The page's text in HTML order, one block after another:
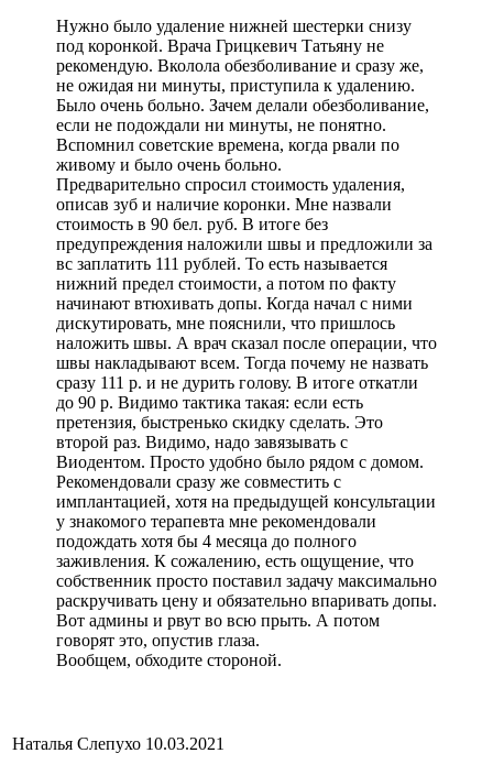
Нужно было удаление нижней шестерки снизу
под коронкой. Врача Грицкевич Татьяну не
рекомендую. Вколола обезболивание и сразу же,
не ожидая ни минуты, приступила к удалению.
Было очень больно. Зачем делали обезболивание,
если не подождали ни минуты, не понятно.
Вспомнил советские времена, когда рвали по
живому и было очень больно.
Предварительно спросил стоимость удаления,
описав зуб и наличие коронки. Мне назвали
стоимость в 90 бел. руб. В итоге без
предупреждения наложили швы и предложили за
вс заплатить 111 рублей. То есть называется
нижний предел стоимости, а потом по факту
начинают втюхивать допы. Когда начал с ними
дискутировать, мне пояснили, что пришлось
наложить швы. А врач сказал после операции, что
швы накладывают всем. Тогда почему не назвать
сразу 111 р. и не дурить голову. В итоге откатли
до 90 р. Видимо тактика такая: если есть
претензия, быстренько скидку сделать. Это
второй раз. Видимо, надо завязывать с
Виодентом. Просто удобно было рядом с домом.
Рекомендовали сразу же совместить с
имплантацией, хотя на предыдущей консультации
у знакомого терапевта мне рекомендовали
подождать хотя бы 4 месяца до полного
заживления. К сожалению, есть ощущение, что
собственник просто поставил задачу максимально
раскручивать цену и обязательно впаривать допы.
Вот админы и рвут во всю прыть. А потом
говорят это, опустив глаза.
Вообщем, обходите стороной.
Наталья Слепухо 10.03.2021